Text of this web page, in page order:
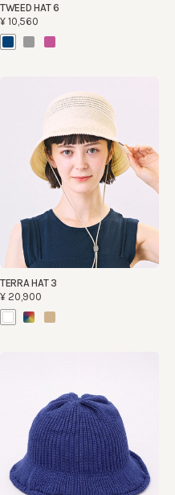
TWEED HAT 6
¥10,560
TERRA HAT 3
¥20,900